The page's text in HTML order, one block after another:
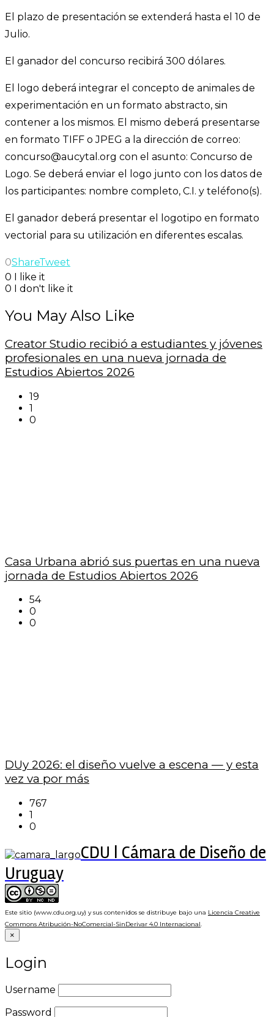
El plazo de presentación se extenderá hasta el 10 de
Julio.
El ganador del concurso recibirá 300 dólares.
El logo deberá integrar el concepto de animales de
experimentación en un formato abstracto, sin
contener a los mismos. El mismo deberá presentarse
en formato TIFF o JPEG a la dirección de correo:
concurso@aucytal.org con el asunto: Concurso de
Logo. Se deberá enviar el logo junto con los datos de
los participantes: nombre completo, C.I. y teléfono(s).
El ganador deberá presentar el logotipo en formato
vectorial para su utilización en diferentes escalas.
0ShareTweet
0
I like it
0
I don't like it
You May Also Like
Creator Studio recibió a estudiantes y jóvenes
profesionales en una nueva jornada de
Estudios Abiertos 2026
19
1
0
Casa Urbana abrió sus puertas en una nueva
jornada de Estudios Abiertos 2026
54
0
0
DUy 2026: el diseño vuelve a escena — y esta
vez va por más
767
1
0
CDU | Cámara de Diseño de
Uruguay
Este sitio (www.cdu.org.uy) y sus contenidos se distribuye bajo una Licencia Creative
Commons Atribución-NoComercial-SinDerivar 4.0 Internacional.
×
Login
Username
Password